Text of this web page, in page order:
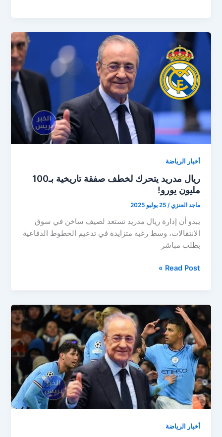
ذكاء
مدريد
في
إدارة
العقود!
أخبار الرياضة
ريال مدريد يتحرك لخطف صفقة تاريخية بـ100
مليون يورو!
ماجد العنزي/25 يوليو 2025
يبدو أن إدارة ريال مدريد تستعد لصيف ساخن في سوق
الانتقالات، وسط رغبة متزايدة في تدعيم الخطوط الدفاعية
بطلب مباشر
ريال
لخطف
صفقة
تاريخية
بـ100
مليون
يورو!
Read Post »
أخبار الرياضة